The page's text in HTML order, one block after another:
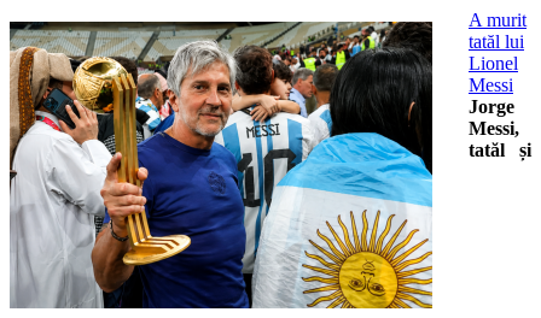
A murit
tatăl lui
Lionel
Messi
Jorge
Messi,
tatăl și